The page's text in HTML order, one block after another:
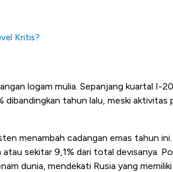
Kritis?
logam mulia. Sepanjang kuartal I-
tahun lalu, meski aktivitas
menambah cadangan emas tahun
sekitar 9,1% dari total devisanya.
dunia, mendekati Rusia yang